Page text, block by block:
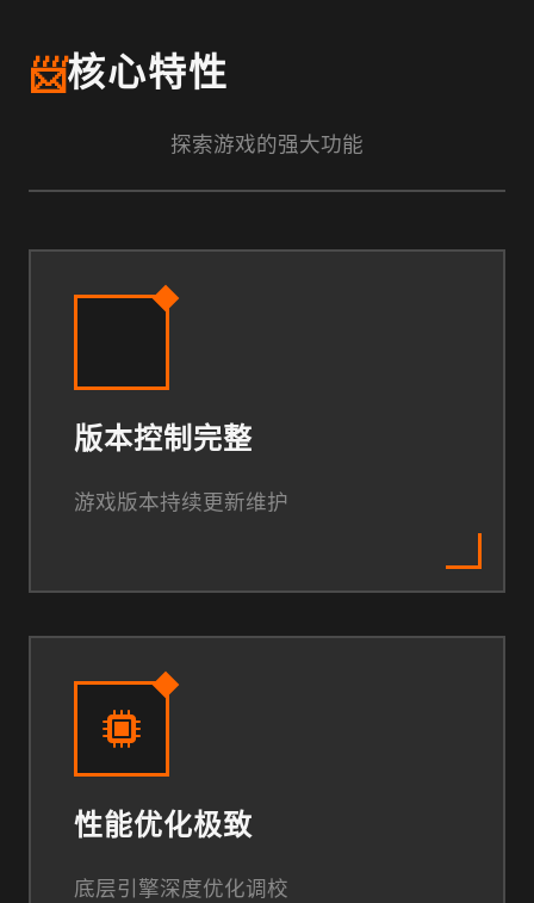
📨核心特性
探索游戏的强大功能
版本控制完整
游戏版本持续更新维护
性能优化极致
底层引擎深度优化调校